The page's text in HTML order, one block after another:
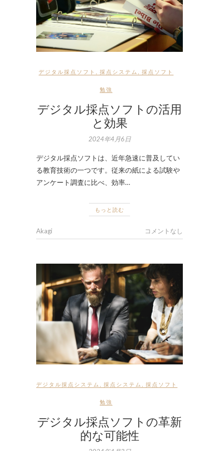
デジタル採点ソフト 採点システム 採点ソフト
勉強
デジタル採点ソフトの活用
と効果
2024年4月6日
デジタル採点ソフトは、近年急速に普及してい
る教育技術の一つです。従来の紙による試験や
アンケート調査に比べ、効率…
もっと読む
Akagi コメントなし
デジタル採点システム 採点システム 採点ソフト
勉強
デジタル採点ソフトの革新
的な可能性